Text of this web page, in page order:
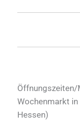
Wochenmarkt in
Hessen)